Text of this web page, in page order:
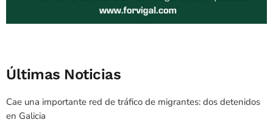
Últimas Noticias
Cae una importante red de tráfico de migrantes: dos detenidos
en Galicia